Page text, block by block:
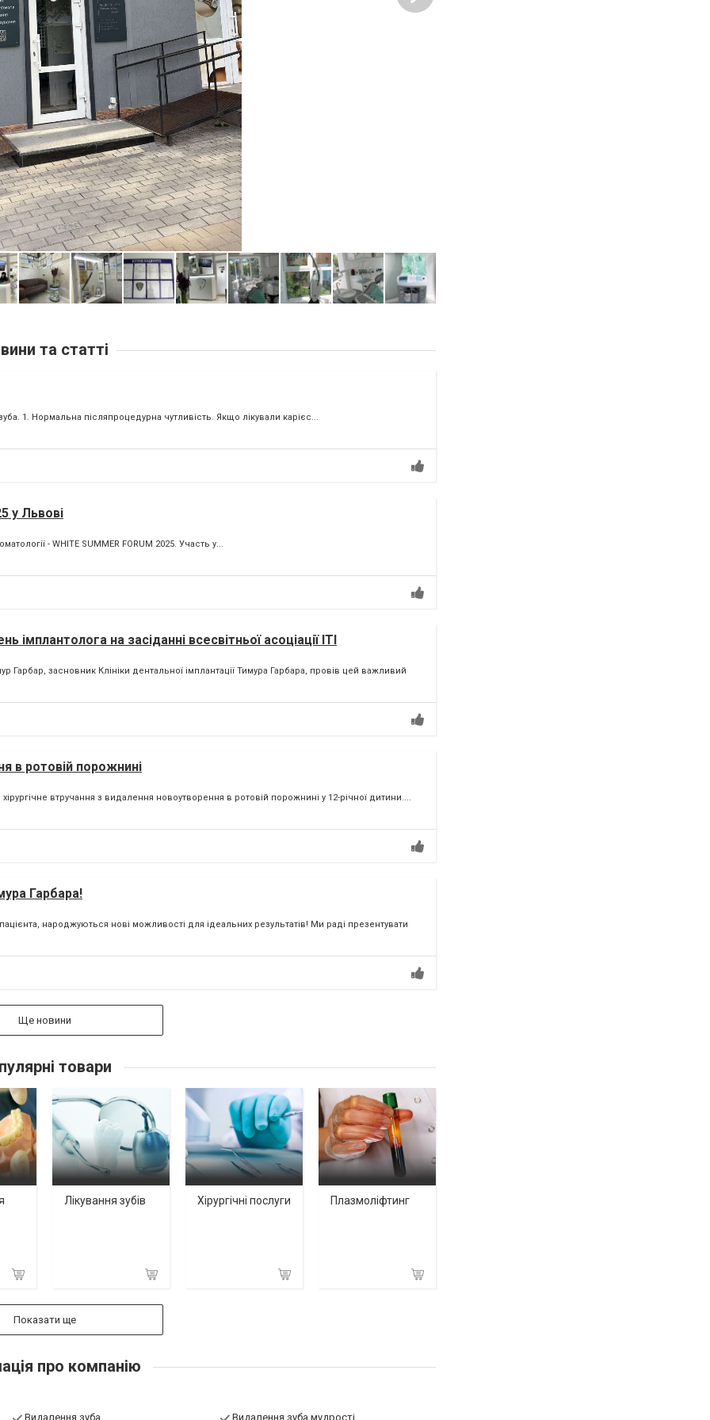
та статті
1. Нормальна післяпроцедурна чутливість. Якщо лікували карієс...
у Львові
- WHITE SUMMER FORUM 2025. Участь у...
на засіданні всесвітньої асоціації ІТІ
засновник Клініки дентальної імплантації Тимура Гарбара, провів цей важливий
в ротовій порожнині
втручання з видалення новоутворення в ротовій порожнині у 12-річної дитини....
Гарбара!
народжуються нові можливості для ідеальних результатів! Ми раді презентувати
Ще новини
товари
Лікування зубів Хірургічні послуги Плазмоліфтинг
Показати ще
про компанію
Видалення зуба Видалення зуба мудрості